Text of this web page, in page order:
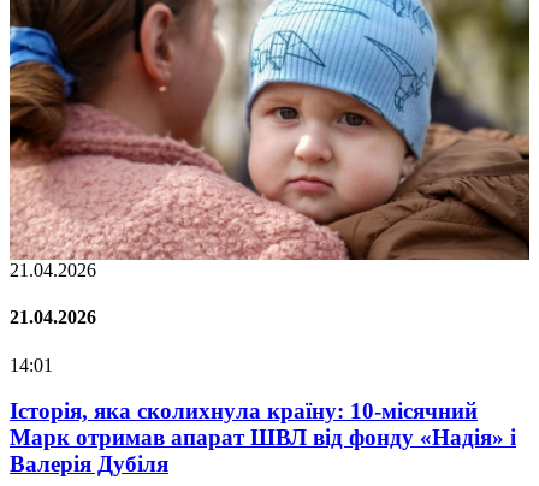
21.04.2026
21.04.2026
14:01
Історія, яка сколихнула країну: 10-місячний
Марк отримав апарат ШВЛ від фонду «Надія» і
Валерія Дубіля